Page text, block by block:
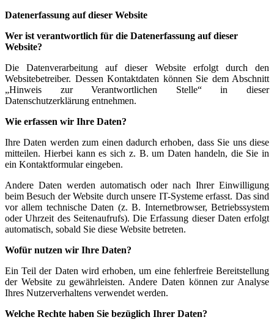
Datenerfassung auf dieser Website
Wer ist verantwortlich für die Datenerfassung auf dieser
Website?
Die Datenverarbeitung auf dieser Website erfolgt durch den
Websitebetreiber. Dessen Kontaktdaten können Sie dem Abschnitt
„Hinweis zur Verantwortlichen Stelle“ in dieser
Datenschutzerklärung entnehmen.
Wie erfassen wir Ihre Daten?
Ihre Daten werden zum einen dadurch erhoben, dass Sie uns diese
mitteilen. Hierbei kann es sich z. B. um Daten handeln, die Sie in
ein Kontaktformular eingeben.
Andere Daten werden automatisch oder nach Ihrer Einwilligung
beim Besuch der Website durch unsere IT-Systeme erfasst. Das sind
vor allem technische Daten (z. B. Internetbrowser, Betriebssystem
oder Uhrzeit des Seitenaufrufs). Die Erfassung dieser Daten erfolgt
automatisch, sobald Sie diese Website betreten.
Wofür nutzen wir Ihre Daten?
Ein Teil der Daten wird erhoben, um eine fehlerfreie Bereitstellung
der Website zu gewährleisten. Andere Daten können zur Analyse
Ihres Nutzerverhaltens verwendet werden.
Welche Rechte haben Sie bezüglich Ihrer Daten?